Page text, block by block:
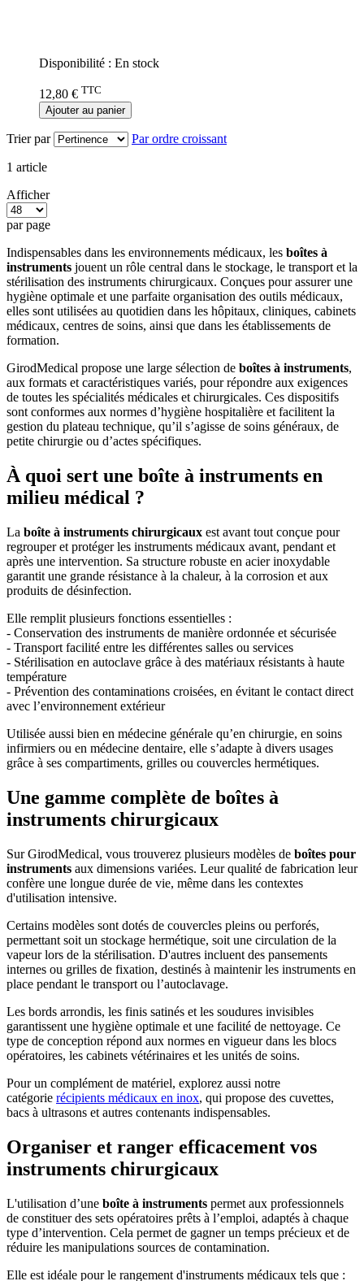
Disponibilité : En stock
12,80 € TTC
Ajouter au panier
Trier par Par ordre croissant
1 article
Afficher
par page
Indispensables dans les environnements médicaux, les boîtes à
instruments jouent un rôle central dans le stockage, le transport et la
stérilisation des instruments chirurgicaux. Conçues pour assurer une
hygiène optimale et une parfaite organisation des outils médicaux,
elles sont utilisées au quotidien dans les hôpitaux, cliniques, cabinets
médicaux, centres de soins, ainsi que dans les établissements de
formation.
GirodMedical propose une large sélection de boîtes à instruments,
aux formats et caractéristiques variés, pour répondre aux exigences
de toutes les spécialités médicales et chirurgicales. Ces dispositifs
sont conformes aux normes d’hygiène hospitalière et facilitent la
gestion du plateau technique, qu’il s’agisse de soins généraux, de
petite chirurgie ou d’actes spécifiques.
À quoi sert une boîte à instruments en
milieu médical ?
La boîte à instruments chirurgicaux est avant tout conçue pour
regrouper et protéger les instruments médicaux avant, pendant et
après une intervention. Sa structure robuste en acier inoxydable
garantit une grande résistance à la chaleur, à la corrosion et aux
produits de désinfection.
Elle remplit plusieurs fonctions essentielles :
- Conservation des instruments de manière ordonnée et sécurisée
- Transport facilité entre les différentes salles ou services
- Stérilisation en autoclave grâce à des matériaux résistants à haute
température
- Prévention des contaminations croisées, en évitant le contact direct
avec l’environnement extérieur
Utilisée aussi bien en médecine générale qu’en chirurgie, en soins
infirmiers ou en médecine dentaire, elle s’adapte à divers usages
grâce à ses compartiments, grilles ou couvercles hermétiques.
Une gamme complète de boîtes à
instruments chirurgicaux
Sur GirodMedical, vous trouverez plusieurs modèles de boîtes pour
instruments aux dimensions variées. Leur qualité de fabrication leur
confère une longue durée de vie, même dans les contextes
d'utilisation intensive.
Certains modèles sont dotés de couvercles pleins ou perforés,
permettant soit un stockage hermétique, soit une circulation de la
vapeur lors de la stérilisation. D'autres incluent des pansements
internes ou grilles de fixation, destinés à maintenir les instruments en
place pendant le transport ou l’autoclavage.
Les bords arrondis, les finis satinés et les soudures invisibles
garantissent une hygiène optimale et une facilité de nettoyage. Ce
type de conception répond aux normes en vigueur dans les blocs
opératoires, les cabinets vétérinaires et les unités de soins.
Pour un complément de matériel, explorez aussi notre
catégorie récipients médicaux en inox, qui propose des cuvettes,
bacs à ultrasons et autres contenants indispensables.
Organiser et ranger efficacement vos
instruments chirurgicaux
L'utilisation d’une boîte à instruments permet aux professionnels
de constituer des sets opératoires prêts à l’emploi, adaptés à chaque
type d’intervention. Cela permet de gagner un temps précieux et de
réduire les manipulations sources de contamination.
Elle est idéale pour le rangement d'instruments médicaux tels que :